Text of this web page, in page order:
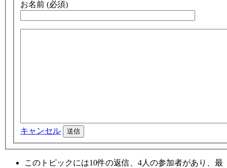
このトピックには10件の返信、4人の参加者があり、最
お名前 (必須)
キャンセル 送信